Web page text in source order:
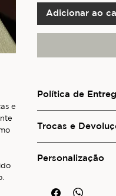
e
Adicionar ao
Política de
para outras regiões
Trocas e
seçãoTrocas e
Personalização
capa, em hot